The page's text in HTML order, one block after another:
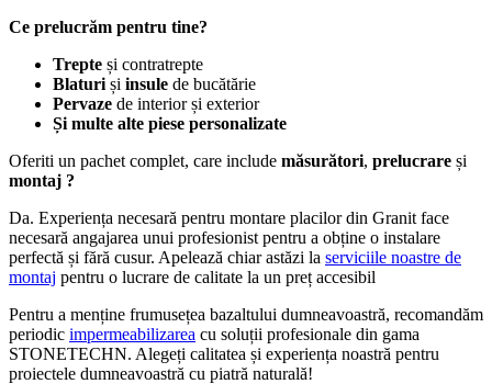
Ce prelucrăm pentru tine?
Trepte și contratrepte
Blaturi și insule de bucătărie
Pervaze de interior și exterior
Și multe alte piese personalizate
Oferiti un pachet complet, care include măsurători, prelucrare și
montaj ?
Da. Experiența necesară pentru montare placilor din Granit face
necesară angajarea unui profesionist pentru a obține o instalare
perfectă și fără cusur. Apelează chiar astăzi la serviciile noastre de
montaj pentru o lucrare de calitate la un preț accesibil
Pentru a menține frumusețea bazaltului dumneavoastră, recomandăm
periodic impermeabilizarea cu soluții profesionale din gama
STONETECHN. Alegeți calitatea și experiența noastră pentru
proiectele dumneavoastră cu piatră naturală!